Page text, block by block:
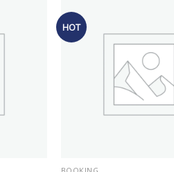
HOT
BOOKING